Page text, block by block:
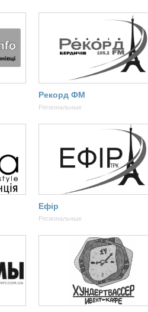
Рекорд ФМ
Региональные
Ефір
Региональные